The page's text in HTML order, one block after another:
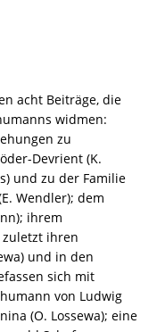
acht Beiträge, die
widmen:
zu
Devrient (K.
und zu der Familie
Wendler); dem
ihrem
ihren
und in den
sich mit
von Ludwig
(O. Lossewa); eine